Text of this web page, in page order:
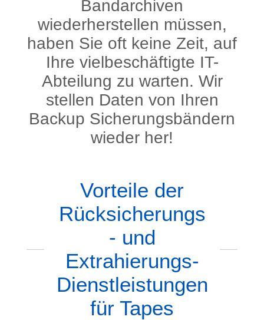
Bandarchiven
wiederherstellen müssen,
haben Sie oft keine Zeit, auf
Ihre vielbeschäftigte IT-
Abteilung zu warten. Wir
stellen Daten von Ihren
Backup Sicherungsbändern
wieder her!
Vorteile der
Rücksicherungs
- und
Extrahierungs-
Dienstleistungen
für Tapes